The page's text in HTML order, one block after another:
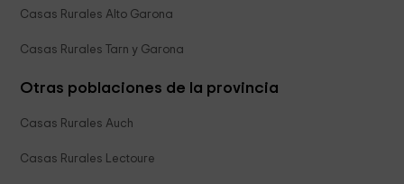
Casas Rurales Alto Garona
Casas Rurales Tarn y Garona
Otras poblaciones de la provincia
Casas Rurales Auch
Casas Rurales Lectoure